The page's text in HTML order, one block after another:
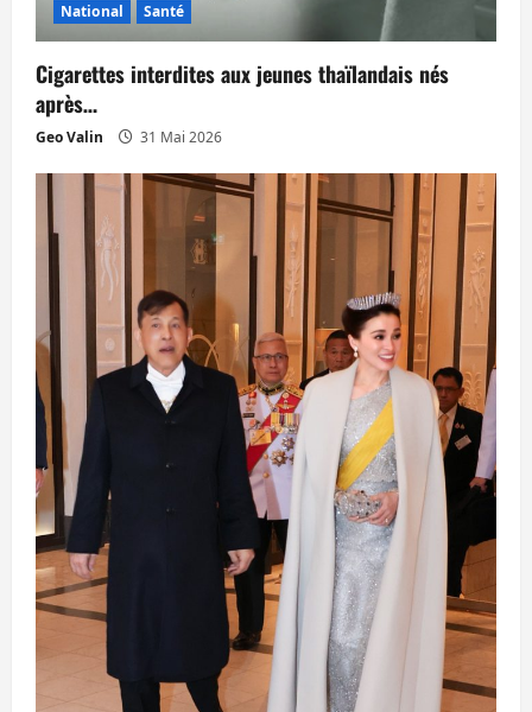
National Santé
Cigarettes interdites aux jeunes thaïlandais nés
après…
Geo Valin 31 Mai 2026